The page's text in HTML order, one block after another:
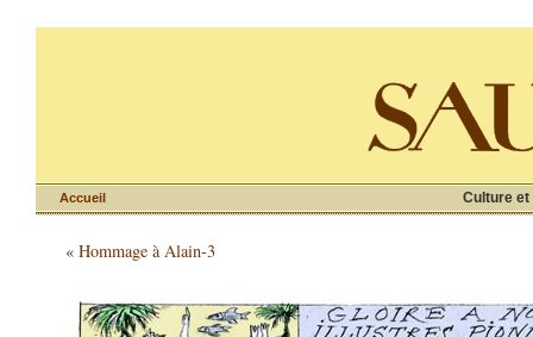
Culture et
Accueil
« Hommage à Alain-3